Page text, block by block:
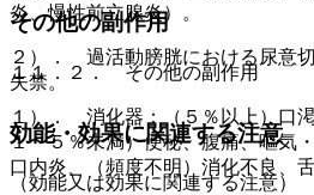
その他の副作用
１１．２． その他の副作用
１）． 消化器：（５％以上）口
１〜５％未満）便秘、腹痛、嘔気
口内炎、（頻度不明）消化不良、舌
炎、慢性前立腺炎）。
２）． 過活動膀胱における尿意
失禁。
効能・効果に関連する注意
（効能又は効果に関連する注意）